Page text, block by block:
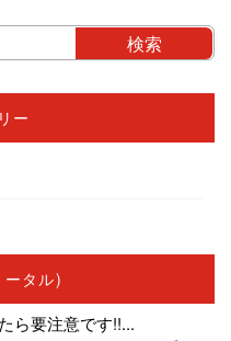
ー
ータル)
ら要注意です!!...